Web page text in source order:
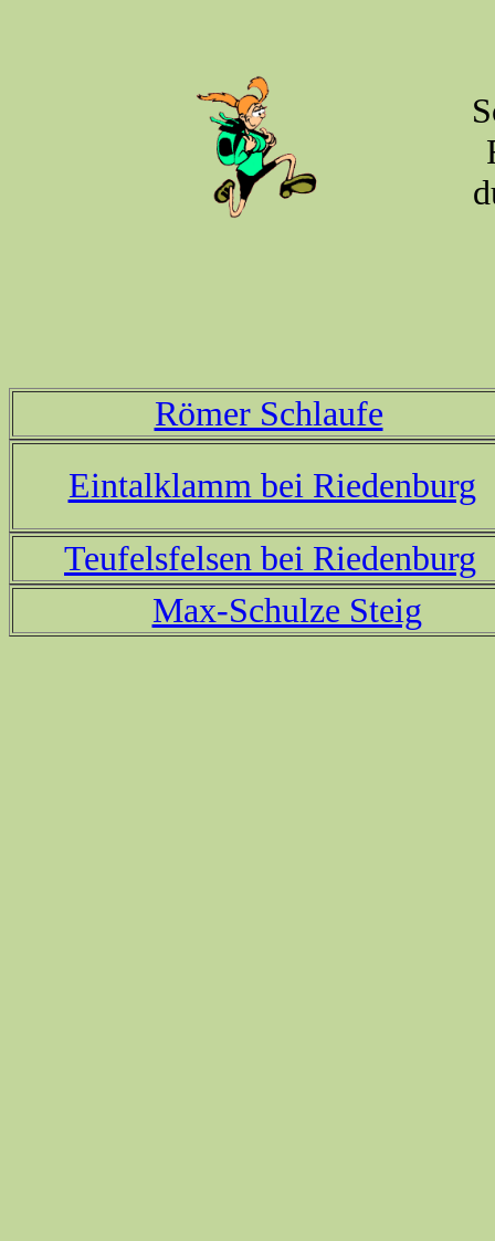
Römer Schlaufe
Eintalklamm bei Riedenburg
Teufelsfelsen bei Riedenburg
Max-Schulze Steig